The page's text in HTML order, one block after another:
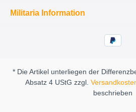
Militaria Information
* Die Artikel unterliegen der
Absatz 4 UStG zzgl.
beschrieben